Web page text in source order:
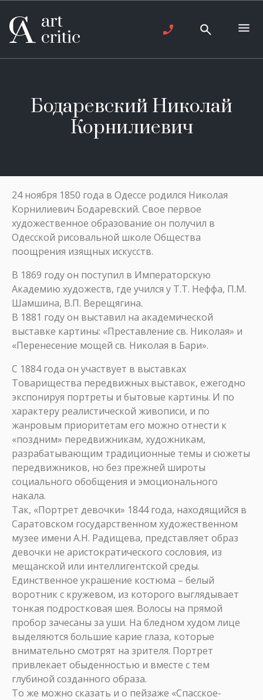
Бодаревский Николай
Корнилиевич
24 ноября 1850 года в Одессе родился Николая
Корнилиевич Бодаревский. Свое первое
художественное образование он получил в
Одесской рисовальной школе Общества
поощрения изящных искусств.
В 1869 году он поступил в Императорскую
Академию художеств, где учился у Т.Т. Неффа, П.М.
Шамшина, В.П. Верещягина.
В 1881 году он выставил на академической
выставке картины: «Преставление св. Николая» и
«Перенесение мощей св. Николая в Бари».
С 1884 года он участвует в выставках
Товарищества передвижных выставок, ежегодно
экспонируя портреты и бытовые картины. И по
характеру реалистической живописи, и по
жанровым приоритетам его можно отнести к
«поздним» передвижникам, художникам,
разрабатывающим традиционные темы и сюжеты
передвижников, но без прежней широты
социального обобщения и эмоционального
накала.
Так, «Портрет девочки» 1844 года, находящийся в
Саратовском государственном художественном
музее имени А.Н. Радищева, представляет образ
девочки не аристократического сословия, из
мещанской или интеллигентской среды.
Единственное украшение костюма – белый
воротник с кружевом, из которого выглядывает
тонкая подростковая шея. Волосы на прямой
пробор зачесаны за уши. На бледном худом лице
выделяются большие карие глаза, которые
внимательно смотрят на зрителя. Портрет
привлекает обыденностью и вместе с тем
глубиной созданного образа.
То же можно сказать и о пейзаже «Спасское-